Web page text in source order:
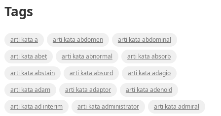
Tags
arti kata a arti kata abdomen
arti kata abdominal
arti kata abet
arti kata abnormal
arti kata absorb
arti kata abstain
arti kata absurd
arti kata adagio
arti kata adam
arti kata adaptor
arti kata adenoid
arti kata ad interim
arti kata administrator
arti kata admiral